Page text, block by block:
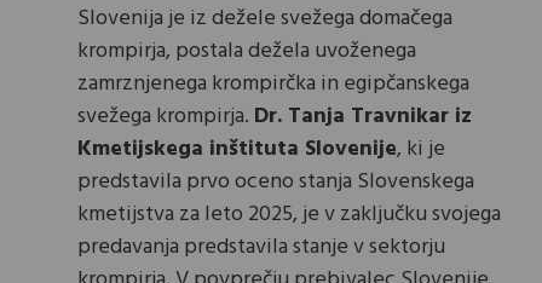
Slovenija je iz dežele svežega domačega
krompirja, postala dežela uvoženega
zamrznjenega krompirčka in egipčanskega
svežega krompirja. Dr. Tanja Travnikar iz
Kmetijskega inštituta Slovenije, ki je
predstavila prvo oceno stanja Slovenskega
kmetijstva za leto 2025, je v zaključku svojega
predavanja predstavila stanje v sektorju